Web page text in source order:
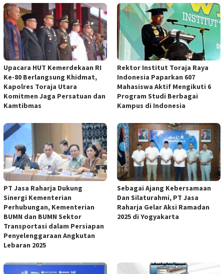
Upacara HUT Kemerdekaan RI
Ke-80 Berlangsung Khidmat,
Kapolres Toraja Utara
Komitmen Jaga Persatuan dan
Kamtibmas
Rektor Institut Toraja Raya
Indonesia Paparkan 607
Mahasiswa Aktif Mengikuti 6
Program Studi Berbagai
Kampus di Indonesia
PT Jasa Raharja Dukung
Sinergi Kementerian
Perhubungan, Kementerian
BUMN dan BUMN Sektor
Transportasi dalam Persiapan
Penyelenggaraan Angkutan
Lebaran 2025
Sebagai Ajang Kebersamaan
Dan Silaturahmi, PT Jasa
Raharja Gelar Aksi Ramadan
2025 di Yogyakarta